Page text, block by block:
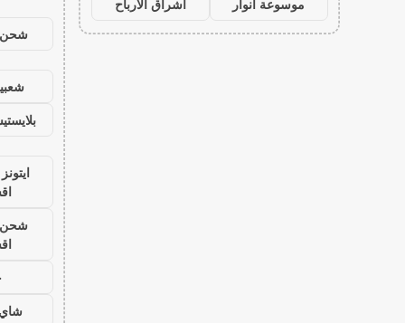
موسوعة انوار
اشراق الأرباح
شحن
شحن